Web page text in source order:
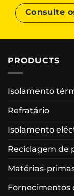
Consulte
PRODUCTS
Isolamento
Refratário
Isolamento
Reciclagem de
Matérias-
Fornecimentos